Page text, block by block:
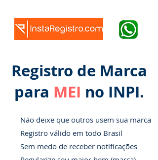
Registro de Marca
para MEI no INPI.
Não deixe que outros usem sua marca
Registro válido em todo Brasil
Sem medo de receber notificações